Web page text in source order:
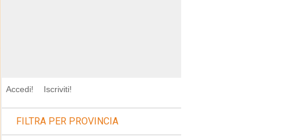
Accedi! Iscriviti!
FILTRA PER PROVINCIA